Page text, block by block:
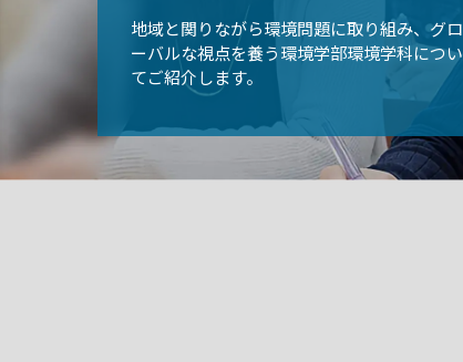
地域と関りながら環境問題に取り組み、グロ
ーバルな視点を養う環境学部環境学科につい
てご紹介します。